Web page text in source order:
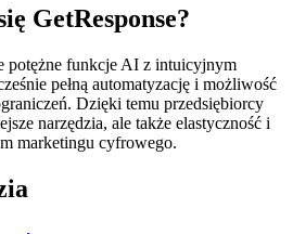
GetResponse?
potężne funkcje AI z intuicyjnym
pełną automatyzację i możliwość
Dzięki temu przedsiębiorcy
narzędzia, ale także elastyczność i
marketingu cyfrowego.